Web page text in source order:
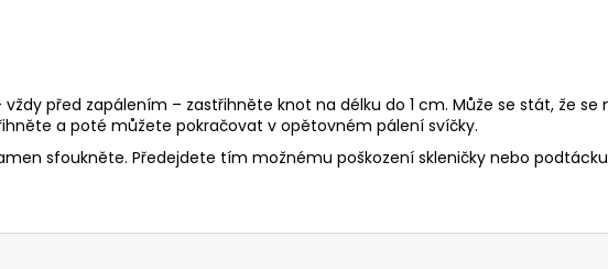
před zapálením – zastřihněte knot na délku do 1 cm. Může se stát, že
a poté můžete pokračovat v opětovném pálení svíčky.
sfoukněte. Předejdete tím možnému poškození skleničky nebo